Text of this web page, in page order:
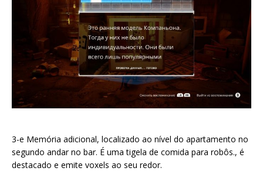
3-e Memória adicional, localizado ao nível do apartamento no
segundo andar no bar. É uma tigela de comida para robôs., é
destacado e emite voxels ao seu redor.